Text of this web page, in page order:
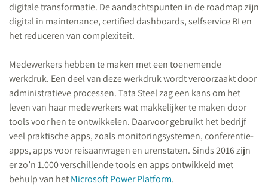
digitale transformatie. De aandachtspunten in de roadmap zijn
digital in maintenance, certified dashboards, selfservice BI en
het reduceren van complexiteit.
Medewerkers hebben te maken met een toenemende
werkdruk. Een deel van deze werkdruk wordt veroorzaakt door
administratieve processen. Tata Steel zag een kans om het
leven van haar medewerkers wat makkelijker te maken door
tools voor hen te ontwikkelen. Daarvoor gebruikt het bedrijf
veel praktische apps, zoals monitoringsystemen, conferentie-
apps, apps voor reisaanvragen en urenstaten. Sinds 2016 zijn
er zo’n 1.000 verschillende tools en apps ontwikkeld met
behulp van hetMicrosoft Power Platform.